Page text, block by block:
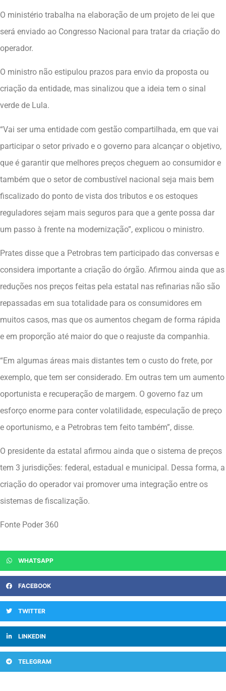
O ministério trabalha na elaboração de um projeto de lei que
será enviado ao Congresso Nacional para tratar da criação do
operador.
O ministro não estipulou prazos para envio da proposta ou
criação da entidade, mas sinalizou que a ideia tem o sinal
verde de Lula.
“Vai ser uma entidade com gestão compartilhada, em que vai
participar o setor privado e o governo para alcançar o objetivo,
que é garantir que melhores preços cheguem ao consumidor e
também que o setor de combustível nacional seja mais bem
fiscalizado do ponto de vista dos tributos e os estoques
reguladores sejam mais seguros para que a gente possa dar
um passo à frente na modernização”, explicou o ministro.
Prates disse que a Petrobras tem participado das conversas e
considera importante a criação do órgão. Afirmou ainda que as
reduções nos preços feitas pela estatal nas refinarias não são
repassadas em sua totalidade para os consumidores em
muitos casos, mas que os aumentos chegam de forma rápida
e em proporção até maior do que o reajuste da companhia.
“Em algumas áreas mais distantes tem o custo do frete, por
exemplo, que tem ser considerado. Em outras tem um aumento
oportunista e recuperação de margem. O governo faz um
esforço enorme para conter volatilidade, especulação de preço
e oportunismo, e a Petrobras tem feito também”, disse.
O presidente da estatal afirmou ainda que o sistema de preços
tem 3 jurisdições: federal, estadual e municipal. Dessa forma, a
criação do operador vai promover uma integração entre os
sistemas de fiscalização.
Fonte Poder 360
WHATSAPP
FACEBOOK
TWITTER
LINKEDIN
TELEGRAM